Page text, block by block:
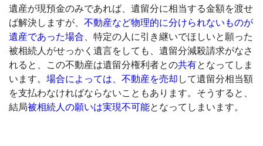
遺産が現預金のみであれば、遺留分に相当する金額を渡せ
ば解決しますが、 不動産など物理的に分けられないものが
遺産であった場合、特定の人に引き継いでほしいと願った
被相続人がせっかく遺言をしても、遺留分減殺請求がなさ
れると、この不動産は遺留分権利者との共有となってしま
います。 場合によっては、不動産を売却して遺留分相当額
を支払わなければならないこともあります。そうすると、
結局被相続人の願いは実現不可能となってしまいます。